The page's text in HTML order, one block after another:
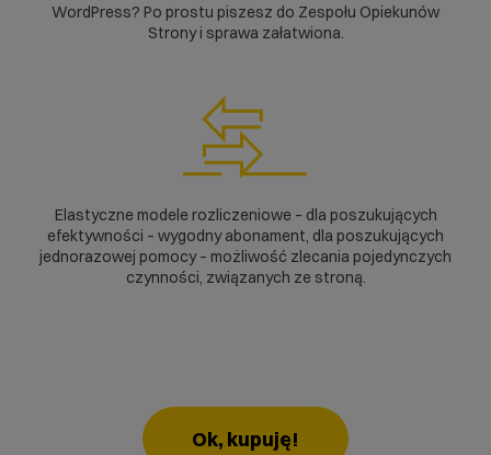
WordPress? Po prostu piszesz do Zespołu Opiekunów
Strony i sprawa załatwiona.
Elastyczne modele rozliczeniowe – dla poszukujących
efektywności – wygodny abonament, dla poszukujących
jednorazowej pomocy – możliwość zlecania pojedynczych
czynności, związanych ze stroną.
Ok, kupuję!